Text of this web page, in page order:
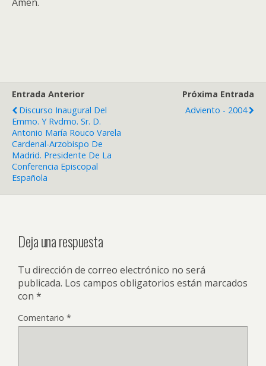
Entrada Anterior
Discurso Inaugural Del
Emmo. Y Rvdmo. Sr. D.
Antonio María Rouco Varela
Cardenal-Arzobispo De
Madrid. Presidente De La
Conferencia Episcopal
Española
Próxima Entrada
Adviento - 2004
Deja una respuesta
Tu dirección de correo electrónico no será
publicada. Los campos obligatorios están marcados
con *
Comentario *